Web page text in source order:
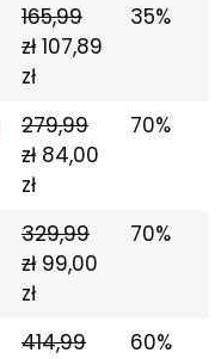
165,99
zł 107,89
zł
35%
279,99
zł 84,00
zł
70%
329,99
zł 99,00
zł
70%
414,99
60%